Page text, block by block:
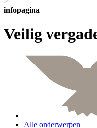
infopagina
Veilig
Alle onderwerpen